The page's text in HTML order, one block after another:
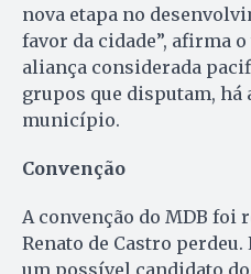
nova etapa no
favor da cidade”, afirma
aliança considerada
grupos que disputam, há
município.
Convenção
A convenção do MDB foi
Renato de Castro
um possível candidato